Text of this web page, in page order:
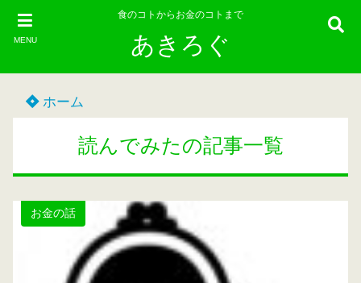
MENU
食のコトからお金のコトまで
あきろぐ
ホーム
読んでみたの記事一覧
お金の話